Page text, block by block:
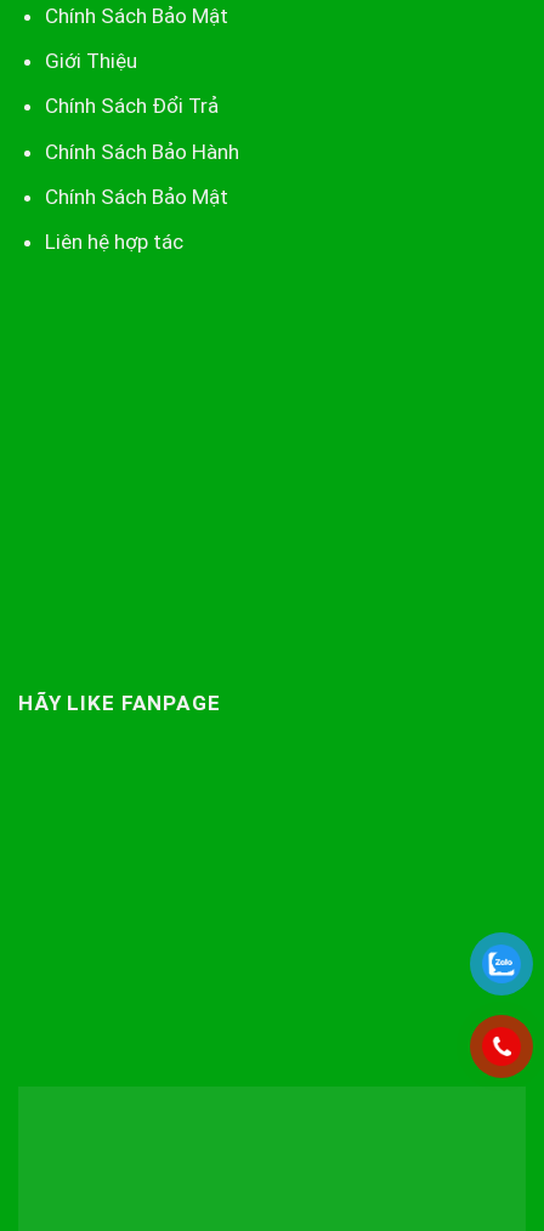
Chính Sách Bảo Mật
Giới Thiệu
Chính Sách Đổi Trả
Chính Sách Bảo Hành
Chính Sách Bảo Mật
Liên hệ hợp tác
HÃY LIKE FANPAGE